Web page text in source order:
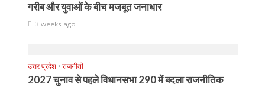
गरीब और युवाओं के बीच मजबूत जनाधार
3 weeks ago
उत्तर प्रदेश • राजनीती
2027 चुनाव से पहले विधानसभा 290 में बदला राजनीतिक